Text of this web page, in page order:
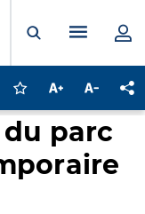
Ouvrir laMenu
Connectez-vous
Augmenter la
parc